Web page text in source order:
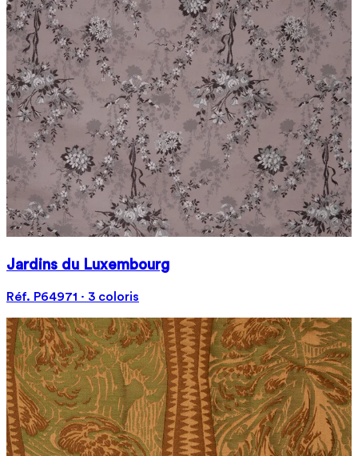
Jardins du Luxembourg
Réf. P64971 · 3 coloris